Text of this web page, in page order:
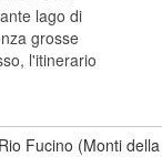
lago di
grosse
l'itinerario
Fucino (Monti